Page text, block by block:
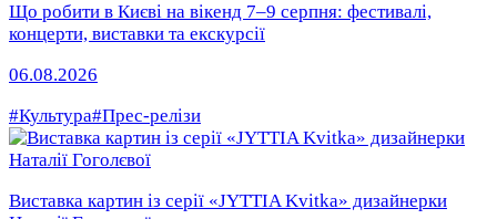
Що робити в Києві на вікенд 7–9 серпня: фестивалі,
концерти, виставки та екскурсії
06.08.2026
#Культура#Прес-релізи
Виставка картин із серії «JYTTIA Kvitka» дизайнерки